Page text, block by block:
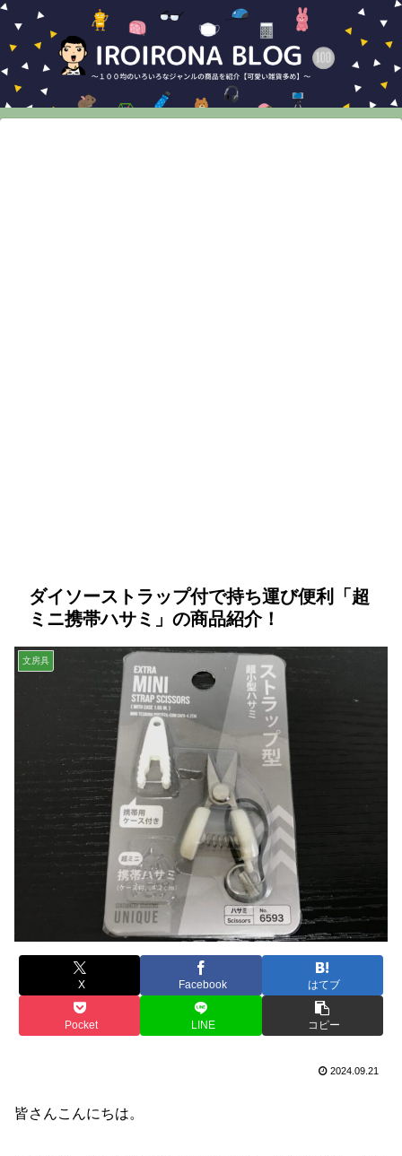
ダイソーストラップ付で持ち運び便利「超
ミニ携帯ハサミ」の商品紹介！
文房具
X Facebook はてブ
Pocket LINE コピー
2024.09.21
皆さんこんにちは。